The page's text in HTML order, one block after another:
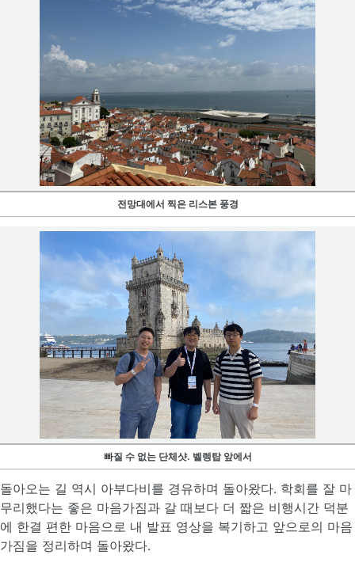
전망대에서 찍은 리스본 풍경
빠질 수 없는 단체샷. 벨렝탑 앞에서
돌아오는 길 역시 아부다비를 경유하며 돌아왔다. 학회를 잘 마
무리했다는 좋은 마음가짐과 갈 때보다 더 짧은 비행시간 덕분
에 한결 편한 마음으로 내 발표 영상을 복기하고 앞으로의 마음
가짐을 정리하며 돌아왔다.